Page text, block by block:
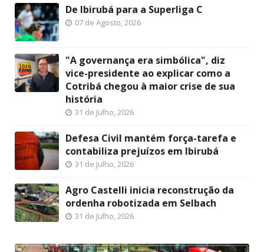
De Ibirubá para a Superliga C
07 de Agosto, 2026
"A governança era simbólica", diz
vice-presidente ao explicar como a
Cotribá chegou à maior crise de sua
história
31 de Julho, 2026
Defesa Civil mantém força-tarefa e
contabiliza prejuízos em Ibirubá
31 de Julho, 2026
Agro Castelli inicia reconstrução da
ordenha robotizada em Selbach
31 de Julho, 2026